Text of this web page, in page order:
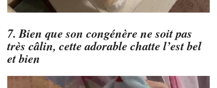
7. Bien que son congénère ne soit pas
très câlin, cette adorable chatte l’est bel
et bien